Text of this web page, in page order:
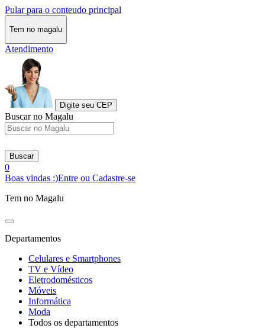
Pular para o conteudo principal
Tem no magalu
Atendimento
Digite seu CEP
Buscar no Magalu
Buscar
0
Boas vindas :)Entre ou Cadastre-se
Tem no Magalu
Departamentos
Celulares e Smartphones
TV e Vídeo
Eletrodomésticos
Móveis
Informática
Moda
Todos os departamentos